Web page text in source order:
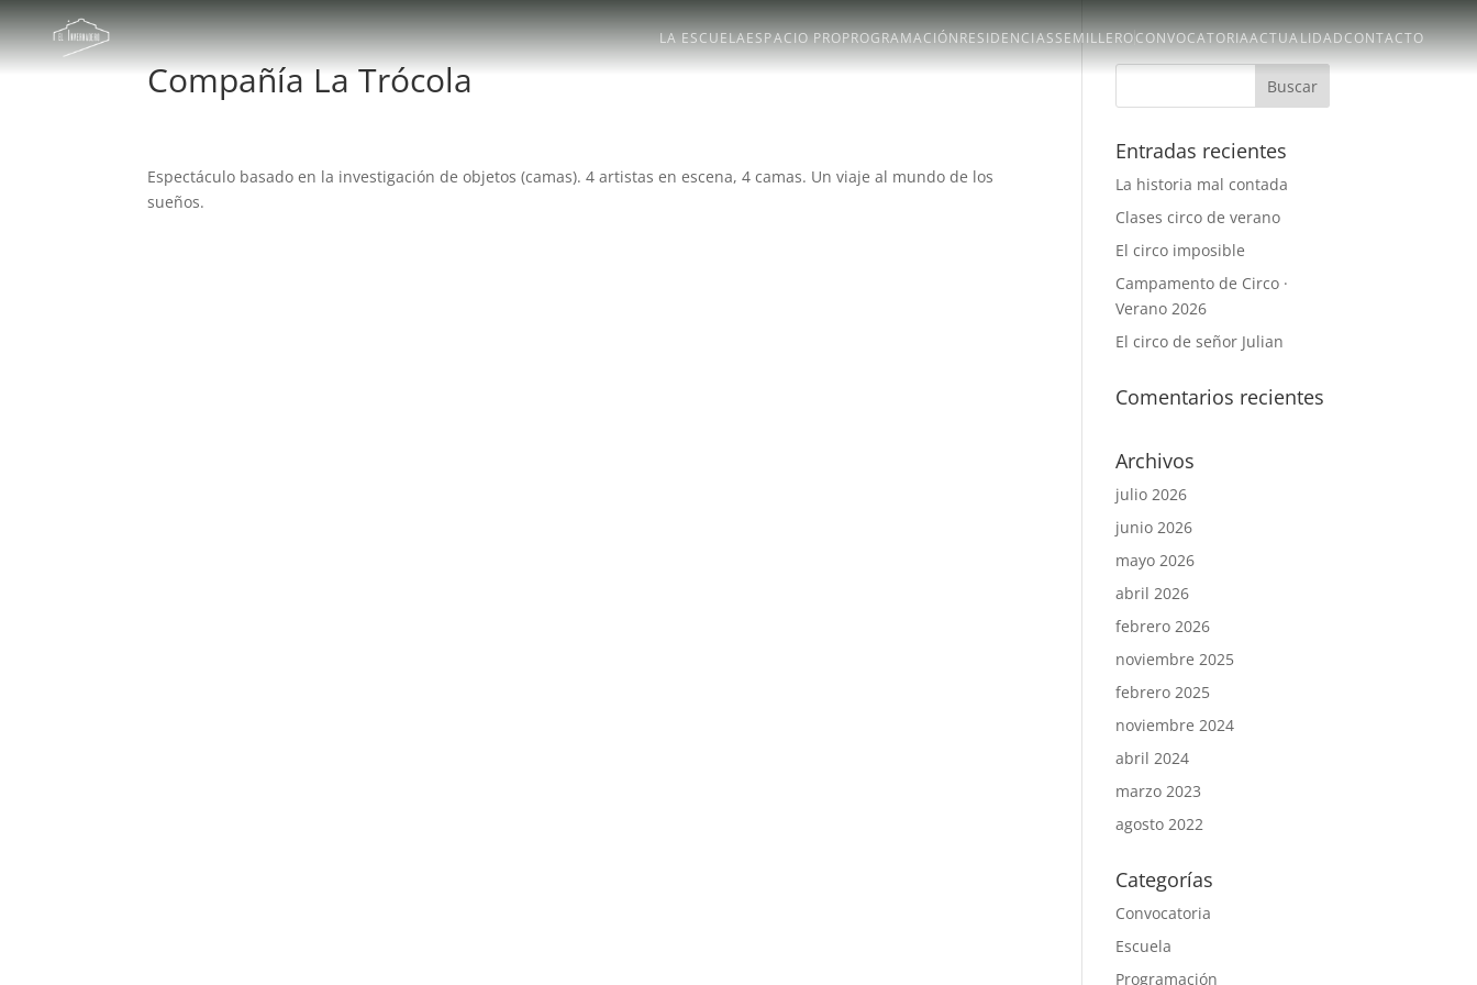
LA ESCUELAESPACIO PROPROGRAMACIÓNRESIDENCIASSEMILLEROCONVOCATORIAACTUALIDADCONTACTO
Compañía La Trócola
Espectáculo basado en la investigación de objetos (camas). 4 artistas en escena, 4 camas. Un viaje al mundo de los
sueños.
Entradas recientes
La historia mal contada
Clases circo de verano
El circo imposible
Campamento de Circo ·
Verano 2026
El circo de señor Julian
Comentarios recientes
Archivos
julio 2026
junio 2026
mayo 2026
abril 2026
febrero 2026
noviembre 2025
febrero 2025
noviembre 2024
abril 2024
marzo 2023
agosto 2022
Categorías
Convocatoria
Escuela
Programación